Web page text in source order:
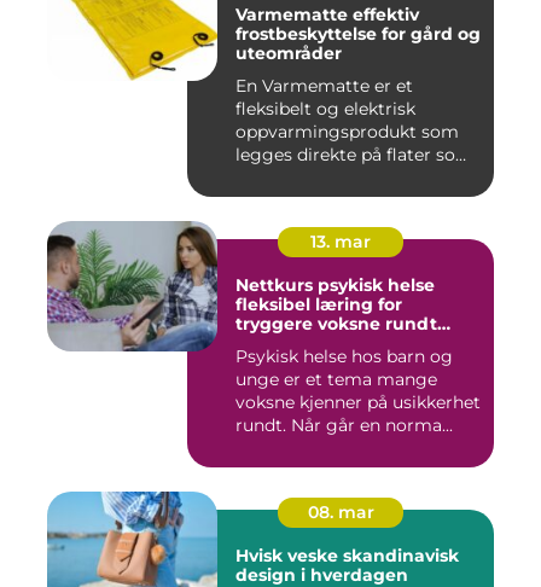
Varmematte effektiv
frostbeskyttelse for gård og
uteområder
En Varmematte er et
fleksibelt og elektrisk
oppvarmingsprodukt som
legges direkte på flater som
13. mar
Nettkurs psykisk helse
fleksibel læring for
tryggere voksne rundt
Psykisk helse hos barn og
unge er et tema mange
voksne kjenner på usikkerhet
rundt. Når går en norma...
08. mar
Hvisk veske skandinavisk
design i hverdagen